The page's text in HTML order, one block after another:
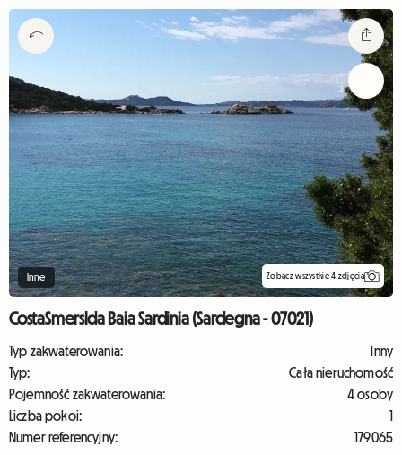
Inne Zobacz wszystkie 4 zdjęcia
CostaSmerslda Baia Sardinia (Sardegna - 07021)
Typ zakwaterowania:
Inny
Typ:
Cała nieruchomość
Pojemność zakwaterowania:
4 osoby
Liczba pokoi:
1
Numer referencyjny:
179065